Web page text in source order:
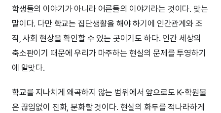
학생들의 이야기가 아니라 어른들의 이야기라는 것이다. 맞는
말이다. 다만 학교는 집단생활을 해야 하기에 인간관계와 조
직, 사회 현상을 확인할 수 있는 곳이기도 하다. 인간 세상의
축소판이기 때문에 우리가 마주하는 현실의 문제를 투영하기
에 알맞다.
학교를 지나치게 왜곡하지 않는 범위에서 앞으로도 K-학원물
은 끊임없이 진화, 분화할 것이다. 현실의 화두를 적나라하게